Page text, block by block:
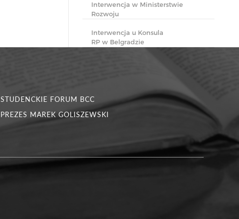
Interwencja w Ministerstwie
Rozwoju
Interwencja u Konsula
RP w Belgradzie
STUDENCKIE FORUM BCC
PREZES MAREK GOLISZEWSKI